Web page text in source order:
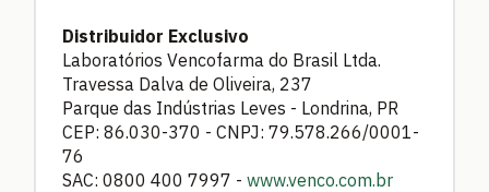
Distribuidor Exclusivo
Laboratórios Vencofarma do Brasil Ltda.
Travessa Dalva de Oliveira, 237
Parque das Indústrias Leves - Londrina, PR
CEP: 86.030-370 - CNPJ: 79.578.266/0001-
76
SAC: 0800 400 7997 - www.venco.com.br